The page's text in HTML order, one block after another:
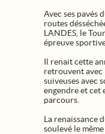
Avec ses pavés
routes
LANDES, le
épreuve
Il renait cette
retrouvent avec
suiveuses avec
engendre et cet
parcours.
La renaissance
soulevé le